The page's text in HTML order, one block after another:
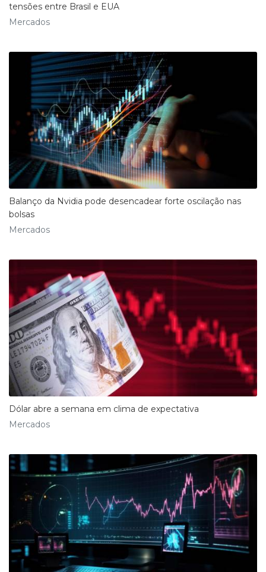
tensões entre Brasil e EUA
Mercados
Balanço da Nvidia pode desencadear forte oscilação nas
bolsas
Mercados
Dólar abre a semana em clima de expectativa
Mercados